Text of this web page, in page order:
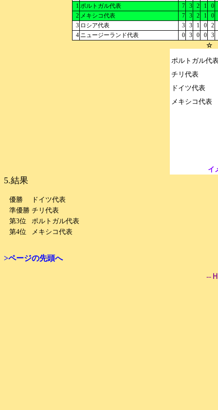
1 ポルトガル代表 7 3 2 1
0
2 メキシコ代表 7 3 2 1
0
3 ロシア代表 3 3 1 0
2
4 ニュージーランド代表 0 3 0 0
3
☆
ポルトガル代
チリ代表
ドイツ代表
イ
5.結果
優勝
ドイツ代表
準優勝 チリ代表
第3位
ポルトガル代表
第4位
メキシコ代表
>ページの先頭へ
--